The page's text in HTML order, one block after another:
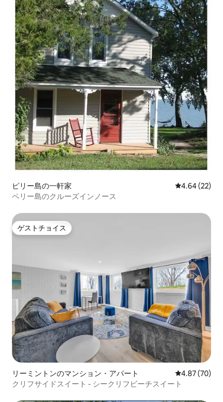
ピリー島の一軒家 レビュー22
4.64 (22)
ペリー島のクルーズインノース
ゲストチョイス
ゲストチョイス
リーミントンのマンション・アパート レビュー70
4.87 (70)
クリフサイドスイート - シークリフビーチスイート